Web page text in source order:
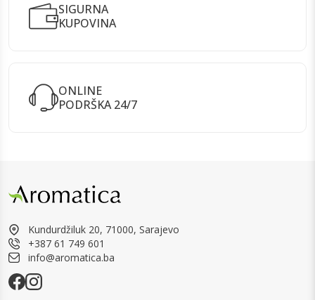
SIGURNA
KUPOVINA
ONLINE
PODRŠKA 24/7
Kundurdžiluk 20, 71000, Sarajevo
+387 61 749 601
info@aromatica.ba